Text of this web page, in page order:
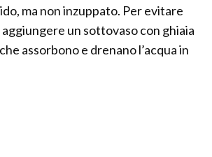
ma non inzuppato. Per evitare
un sottovaso con ghiaia
assorbono e drenano l’acqua in